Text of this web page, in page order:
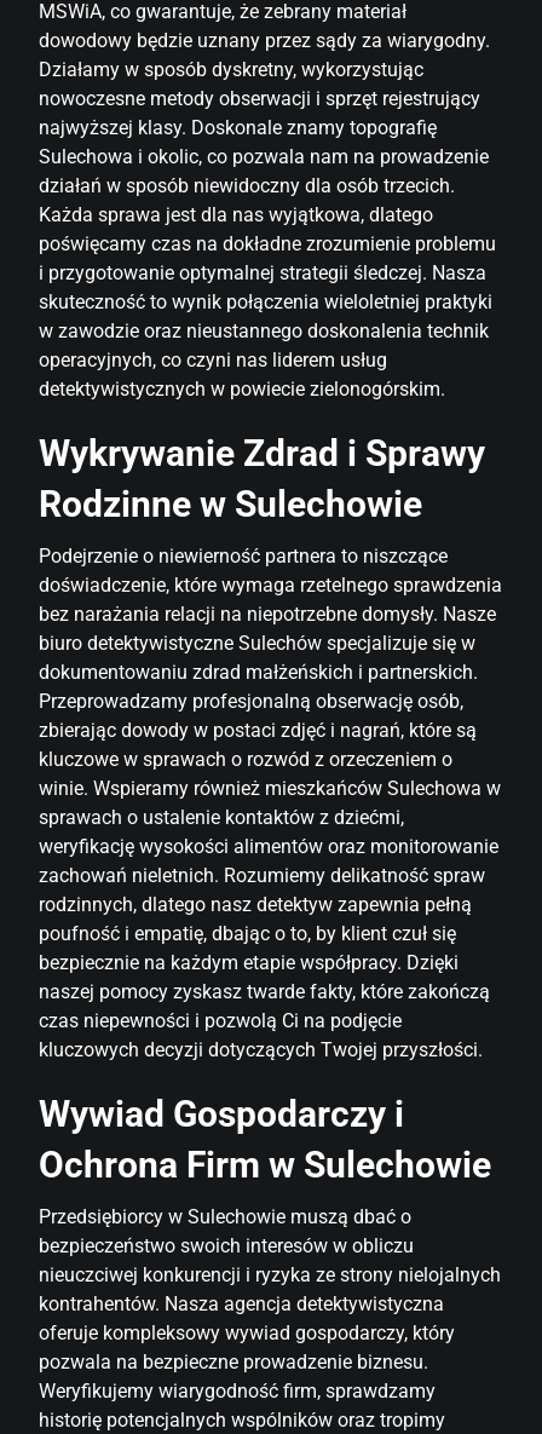
MSWiA, co gwarantuje, że zebrany materiał
dowodowy będzie uznany przez sądy za wiarygodny.
Działamy w sposób dyskretny, wykorzystując
nowoczesne metody obserwacji i sprzęt rejestrujący
najwyższej klasy. Doskonale znamy topografię
Sulechowa i okolic, co pozwala nam na prowadzenie
działań w sposób niewidoczny dla osób trzecich.
Każda sprawa jest dla nas wyjątkowa, dlatego
poświęcamy czas na dokładne zrozumienie problemu
i przygotowanie optymalnej strategii śledczej. Nasza
skuteczność to wynik połączenia wieloletniej praktyki
w zawodzie oraz nieustannego doskonalenia technik
operacyjnych, co czyni nas liderem usług
detektywistycznych w powiecie zielonogórskim.
Wykrywanie Zdrad i Sprawy
Rodzinne w Sulechowie
Podejrzenie o niewierność partnera to niszczące
doświadczenie, które wymaga rzetelnego sprawdzenia
bez narażania relacji na niepotrzebne domysły. Nasze
biuro detektywistyczne Sulechów specjalizuje się w
dokumentowaniu zdrad małżeńskich i partnerskich.
Przeprowadzamy profesjonalną obserwację osób,
zbierając dowody w postaci zdjęć i nagrań, które są
kluczowe w sprawach o rozwód z orzeczeniem o
winie. Wspieramy również mieszkańców Sulechowa w
sprawach o ustalenie kontaktów z dziećmi,
weryfikację wysokości alimentów oraz monitorowanie
zachowań nieletnich. Rozumiemy delikatność spraw
rodzinnych, dlatego nasz detektyw zapewnia pełną
poufność i empatię, dbając o to, by klient czuł się
bezpiecznie na każdym etapie współpracy. Dzięki
naszej pomocy zyskasz twarde fakty, które zakończą
czas niepewności i pozwolą Ci na podjęcie
kluczowych decyzji dotyczących Twojej przyszłości.
Wywiad Gospodarczy i
Ochrona Firm w Sulechowie
Przedsiębiorcy w Sulechowie muszą dbać o
bezpieczeństwo swoich interesów w obliczu
nieuczciwej konkurencji i ryzyka ze strony nielojalnych
kontrahentów. Nasza agencja detektywistyczna
oferuje kompleksowy wywiad gospodarczy, który
pozwala na bezpieczne prowadzenie biznesu.
Weryfikujemy wiarygodność firm, sprawdzamy
historię potencjalnych wspólników oraz tropimy